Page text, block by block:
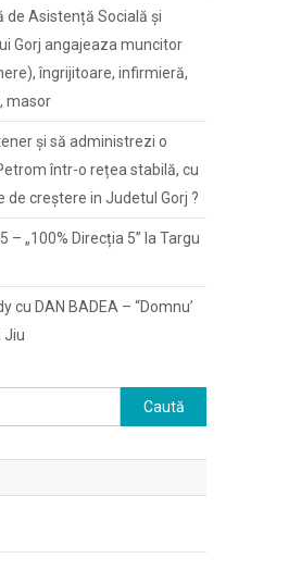
de Asistență Socială și
Gorj angajeaza muncitor
îngrijitoare, infirmieră,
masor
și să administrezi o
într-o rețea stabilă, cu
de creștere in Judetul Gorj ?
– „100% Direcția 5” la Targu
cu DAN BADEA – “Domnu’
Jiu
Caută
după: